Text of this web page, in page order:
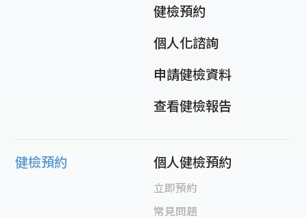
健檢預約
個人化諮詢
申請健檢資料
查看健檢報告
健檢預約 個人健檢預約
立即預約
常見問題